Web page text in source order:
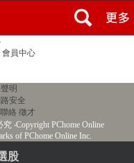
會員中心
明
安全
絡 徵才
究‧Copyright PChome Online
of PChome Online Inc.
股